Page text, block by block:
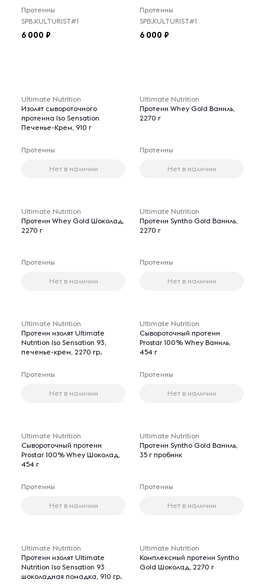
Протеины
SPB.KULTURIST#1
6 000
Протеины
SPB.KULTURIST#1
6 000
Ultimate Nutrition
Изолят сывороточного
протеина Iso Sensation
Печенье-Крем, 910 г
Протеины
Нет в наличии
Ultimate Nutrition
Протеин Whey Gold Ваниль,
2270 г
Протеины
Нет в наличии
Ultimate Nutrition
Протеин Whey Gold Шоколад,
2270 г
Протеины
Нет в наличии
Ultimate Nutrition
Протеин Syntho Gold Ваниль,
2270 г
Протеины
Нет в наличии
Ultimate Nutrition
Протеин изолят Ultimate
Nutrition Iso Sensation 93,
печенье-крем, 2270 гр.
Протеины
Нет в наличии
Ultimate Nutrition
Сывороточный протеин
Prostar 100% Whey Ваниль,
454 г
Протеины
Нет в наличии
Ultimate Nutrition
Сывороточный протеин
Prostar 100% Whey Шоколад,
454 г
Протеины
Нет в наличии
Ultimate Nutrition
Протеин Syntho Gold Ваниль,
35 г пробник
Протеины
Нет в наличии
Ultimate Nutrition
Протеин изолят Ultimate
Nutrition Iso Sensation 93
шоколадная помадка, 910 гр.
Ultimate Nutrition
Комплексный протеин Syntho
Gold Шоколад, 2270 г